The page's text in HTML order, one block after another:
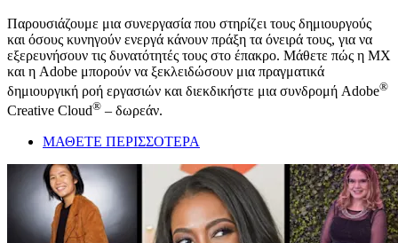
Παρουσιάζουμε μια συνεργασία που στηρίζει τους δημιουργούς
και όσους κυνηγούν ενεργά κάνουν πράξη τα όνειρά τους, για να
εξερευνήσουν τις δυνατότητές τους στο έπακρο. Μάθετε πώς η MX
και η Adobe μπορούν να ξεκλειδώσουν μια πραγματικά
δημιουργική ροή εργασιών και διεκδικήστε μια συνδρομή Adobe®
Creative Cloud® – δωρεάν.
ΜΑΘΕΤΕ ΠΕΡΙΣΣΟΤΕΡΑ